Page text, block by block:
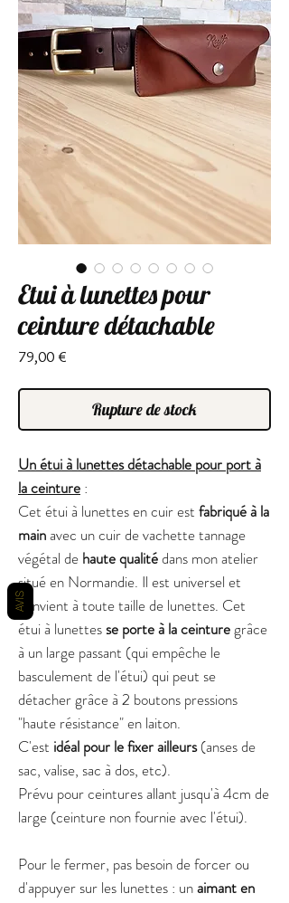
Etui à lunettes pour
ceinture détachable
79,00 €
Rupture de stock
Un étui à lunettes détachable pour port à
la ceinture :
Cet étui à lunettes en cuir est fabriqué à la
mainavec un cuir de vachette tannage
végétal de haute qualitédans mon atelier
situé en Normandie. Il est universel et
convient à toute taille de lunettes. Cet
étui à lunettesse porte à la ceinturegrâce
à un large passant (qui empêche le
basculement de l'étui) qui peut se
détacher grâce à 2 boutons pressions
"haute résistance" en laiton.
C'est idéal pour le fixer ailleurs(anses de
sac, valise, sac à dos, etc).
Prévu pour ceintures allant jusqu'à 4cm de
large (ceinture non fournie avec l'étui).
Pour le fermer, pas besoin de forcer ou
d'appuyer sur les lunettes : unaimant en
AVIS